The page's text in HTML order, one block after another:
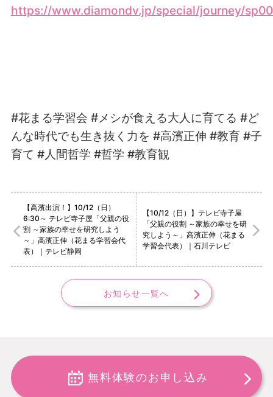
https://www.diamondv.jp/special/journey/
#花まる学習会 #メシが食える大人に育てる #ど
んな時代でも生き抜く力を #高濱正伸 #教育 #子
育て #人間哲学 #哲学 #教育観
【高濱出演！】10/12（日）
6:30～ テレビ寺子屋「父親の役
割 ～家族の幸せを研究しよう
～」高濱正伸（花まる学習会代
表）｜テレビ静岡
【10/12（日）】テレビ寺子屋
「父親の役割 ～家族の幸せを研
究しよう～」高濱正伸（花まる
学習会代表）｜石川テレビ
お知らせ一覧へ
無料体験のお申し込み